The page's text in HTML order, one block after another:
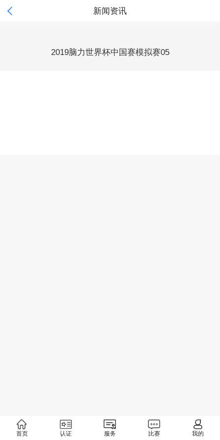
 新闻资讯
2019脑力世界杯中国赛模拟赛05
首页 认证 服务 比赛 我的